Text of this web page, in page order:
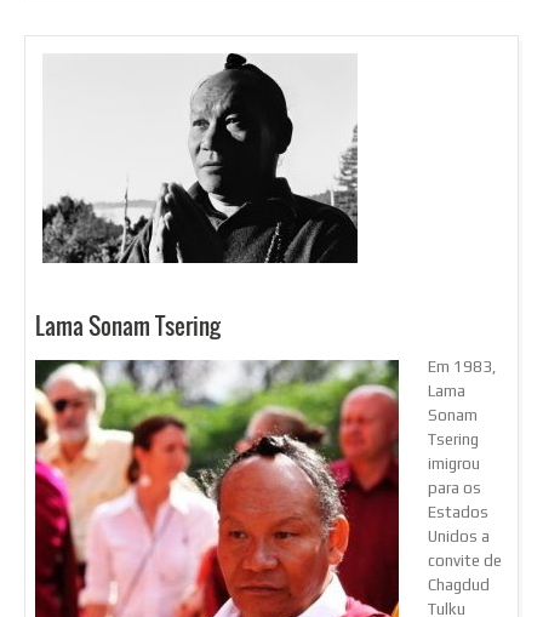
Lama Sonam Tsering
Em 1983,
Lama
Sonam
Tsering
imigrou
para os
Estados
Unidos a
convite de
Chagdud
Tulku